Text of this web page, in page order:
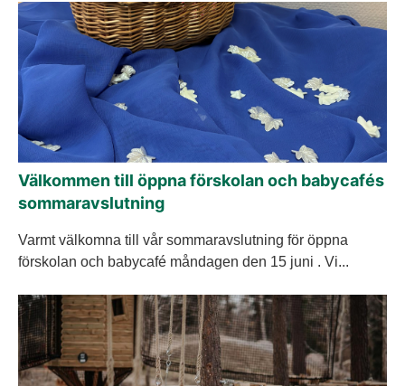
Välkommen till öppna förskolan och babycafés
sommaravslutning
Varmt välkomna till vår sommaravslutning för öppna
förskolan och babycafé måndagen den 15 juni . Vi...